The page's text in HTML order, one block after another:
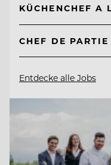
KÜCHENCHEF A
CHEF DE
Entdecke alle Jobs